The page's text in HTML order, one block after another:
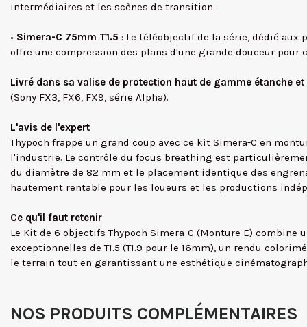
intermédiaires et les scènes de transition.
• Simera-C 75mm T1.5 : Le téléobjectif de la série, dédié aux
offre une compression des plans d'une grande douceur pour
Livré dans sa valise de protection haut de gamme étanche
(Sony FX3, FX6, FX9, série Alpha).
L'avis de l'expert
Thypoch frappe un grand coup avec ce kit Simera-C en
l'industrie. Le contrôle du focus breathing est
du diamètre de 82 mm et le placement identique des
hautement rentable pour les loueurs et les productions
Ce qu'il faut retenir
Le Kit de 6 objectifs Thypoch Simera-C (Monture E)
exceptionnelles de T1.5 (T1.9 pour le 16mm), un rendu
le terrain tout en garantissant une esthétique
NOS PRODUITS COMPLÉMENTAIRES